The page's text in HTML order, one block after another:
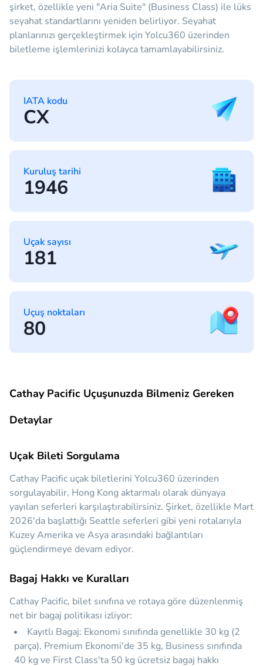
şirket, özellikle yeni "Aria Suite" (Business Class) ile lüks
seyahat standartlarını yeniden belirliyor. Seyahat
planlarınızı gerçekleştirmek için Yolcu360 üzerinden
biletleme işlemlerinizi kolayca tamamlayabilirsiniz.
IATA kodu
CX
Kuruluş tarihi
1946
Uçak sayısı
181
Uçuş noktaları
80
Cathay Pacific Uçuşunuzda Bilmeniz Gereken
Detaylar
Uçak Bileti Sorgulama
Cathay Pacific uçak biletlerini Yolcu360 üzerinden
sorgulayabilir, Hong Kong aktarmalı olarak dünyaya
yayılan seferleri karşılaştırabilirsiniz. Şirket, özellikle Mart
2026'da başlattığı Seattle seferleri gibi yeni rotalarıyla
Kuzey Amerika ve Asya arasındaki bağlantıları
güçlendirmeye devam ediyor.
Bagaj Hakkı ve Kuralları
Cathay Pacific, bilet sınıfına ve rotaya göre düzenlenmiş
net bir bagaj politikası izliyor:
Kayıtlı Bagaj: Ekonomi sınıfında genellikle 30 kg (2
parça), Premium Ekonomi'de 35 kg, Business sınıfında
40 kg ve First Class'ta 50 kg ücretsiz bagaj hakkı